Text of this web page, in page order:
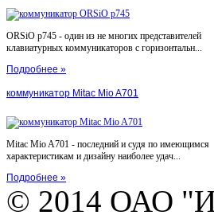
ORSiO p745 - один из не многих представителей
клавиатурных коммуникаторов с горизонтальн...
Подробнее »
коммуникатор Mitac Mio A701
Mitac Mio A701 - последний и судя по имеющимся
характеристикам и дизайну наиболее удач...
Подробнее »
© 2014 ОАО